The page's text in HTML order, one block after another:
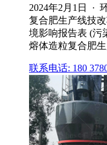
2024年2月1日 ·
复合肥生产线技
境影响报告表 (污
熔体造粒复合肥
联系电话: 180